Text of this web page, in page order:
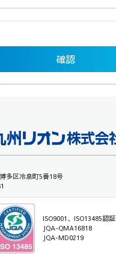
多区冷泉町5番18号
ISO9001、ISO13485認証
JQA-QMA16818
JQA-MD0219